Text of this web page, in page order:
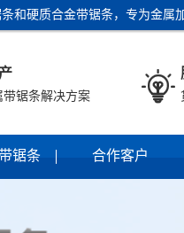
和硬质合金带锯条，专为金属
带锯条解决方案 
锯条 合作客户